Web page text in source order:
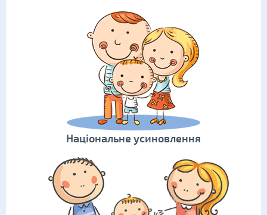
Національне усиновлення